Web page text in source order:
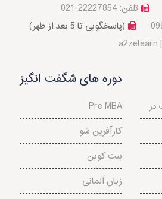
تلفن: 22227854-021
(پاسخگویی تا 5 بعد از ظهر)
دوره های شگفت انگیز
Pre MBA
کارآفرین شو
بیت کوین
زبان آلمانی